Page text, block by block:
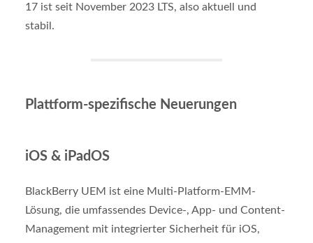
17 ist seit November 2023 LTS, also aktuell und
stabil.
Plattform-spezifische Neuerungen
iOS & iPadOS
BlackBerry UEM ist eine Multi-Platform-EMM-
Lösung, die umfassendes Device-, App- und Content-
Management mit integrierter Sicherheit für iOS,